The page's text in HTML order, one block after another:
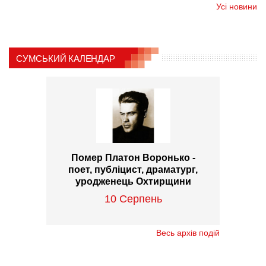
Усі новини
СУМСЬКИЙ КАЛЕНДАР
Помер Платон Воронько -
поет, публіцист, драматург,
уродженець Охтирщини
10 Серпень
Весь архів подій